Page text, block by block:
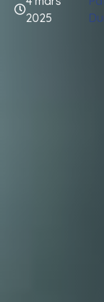
2025